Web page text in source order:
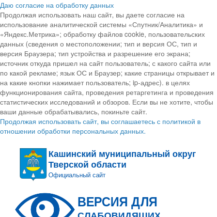
Даю согласие на обработку данных
Продолжая использовать наш сайт, вы даете согласие на
использование аналитической системы «Спутник/Аналитика» и
«Яндекс.Метрика»; обработку файлов cookie, пользовательских
данных (сведения о местоположении; тип и версия ОС, тип и
версия Браузера; тип устройства и разрешение его экрана;
источник откуда пришел на сайт пользователь; с какого сайта или
по какой рекламе; язык ОС и Браузер; какие страницы открывает и
на какие кнопки нажимает пользователь; ip-адрес). в целях
функционирования сайта, проведения ретаргетинга и проведения
статистических исследований и обзоров. Если вы не хотите, чтобы
ваши данные обрабатывались, покиньте сайт.
Продолжая использовать сайт, вы соглашаетесь с политикой в
отношении обработки персональных данных.